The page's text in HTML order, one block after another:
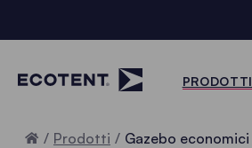
PRODOTTI
Home
Prodotti Gazebo economici